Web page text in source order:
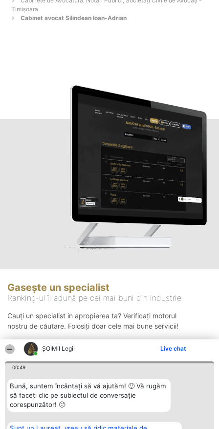
ȘOIMII Legii Live chat
00:49
Bună, suntem încântați să vă ajutăm! 🙂 Vă rugăm
să faceți clic pe subiectul de conversație
corespunzător! 🙂
Timişoara
Cabinet avocat Silindean Ioan-Adrian
Gasește un specialist
Ranking-ul îi adună pe cei mai buni din industrie
Cauți un specialist in apropierea ta? Verificați motorul
nostru de căutare. Folosiți doar cele mai bune servicii!